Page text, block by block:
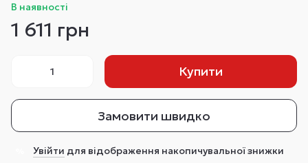
В наявності
1 611 грн
Купити
Замовити швидко
Увійти для відображення накопичувальної знижки